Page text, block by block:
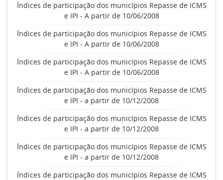
Índices de participação dos municípios Repasse de ICMS
e IPI - A partir de 10/06/2008
Índices de participação dos municípios Repasse de ICMS
e IPI - A partir de 10/06/2008
Índices de participação dos municípios Repasse de ICMS
e IPI - A partir de 10/06/2008
Índices de participação dos municípios Repasse de ICMS
e IPI - a partir de 10/12/2008
Índices de participação dos municípios Repasse de ICMS
e IPI - a partir de 10/12/2008
Índices de participação dos municípios Repasse de ICMS
e IPI - a partir de 10/12/2008
Índices de participação dos municípios Repasse de ICMS